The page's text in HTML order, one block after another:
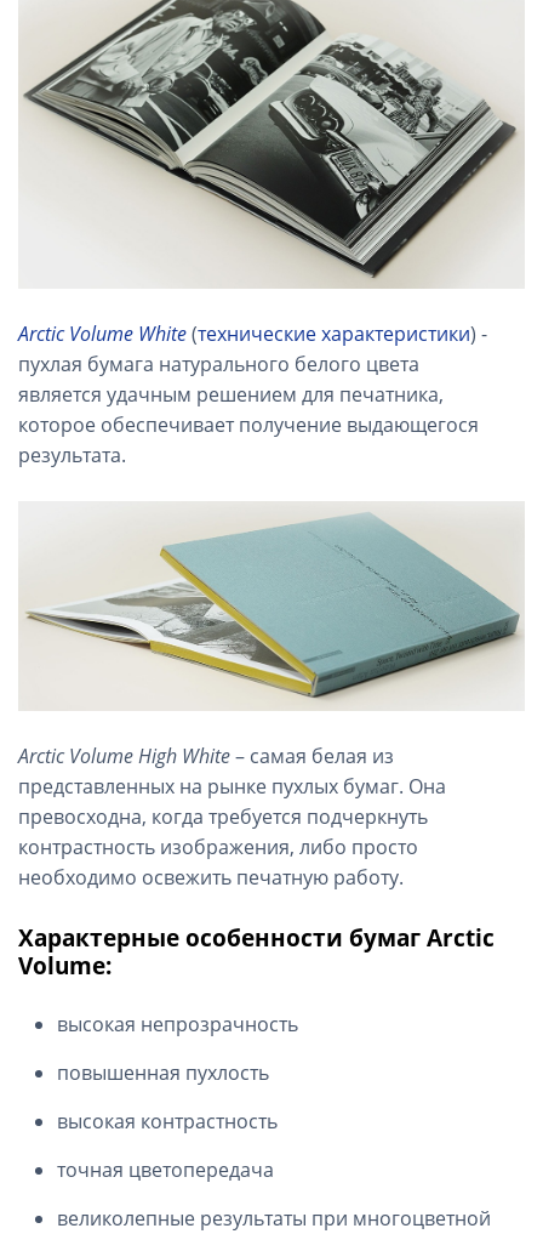
Arctic Volume White(технические характеристики) -
пухлая бумага натурального белого цвета
является удачным решением для печатника,
которое обеспечивает получение выдающегося
результата.
Arctic Volume High White– самая белая из
представленных на рынке пухлых бумаг. Она
превосходна, когда требуется подчеркнуть
контрастность изображения, либо просто
необходимо освежить печатную работу.
Характерные особенности бумаг Arctic
Volume:
высокая непрозрачность
повышенная пухлость
высокая контрастность
точная цветопередача
великолепные результаты при многоцветной